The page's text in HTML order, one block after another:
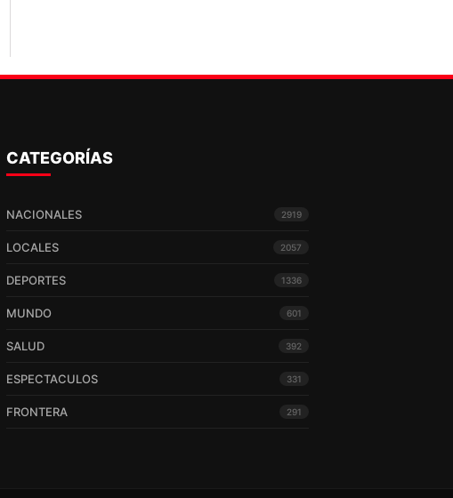
CATEGORÍAS
NACIONALES 2919
LOCALES 2057
DEPORTES 1336
MUNDO 601
SALUD 392
ESPECTACULOS 331
FRONTERA 291